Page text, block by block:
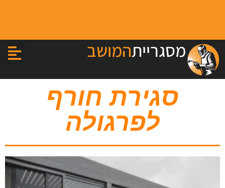
מסגרייתהמושב
סגירת חורף
לפרגולה